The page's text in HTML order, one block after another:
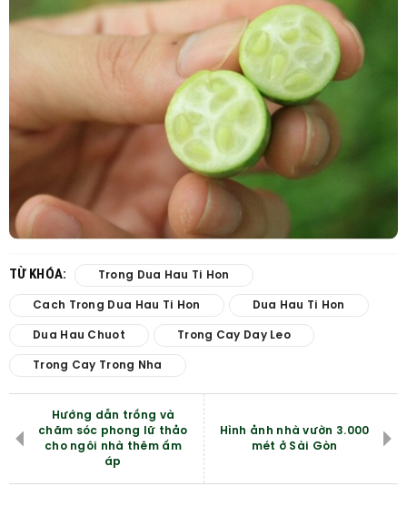
TỪ KHÓA: Trong Dua Hau Ti Hon
Cach Trong Dua Hau Ti Hon Dua Hau Ti Hon
Dua Hau Chuot Trong Cay Day Leo
Trong Cay Trong Nha
Hướng dẫn trồng và
chăm sóc phong lữ thảo
cho ngôi nhà thêm ấm
áp
Hình ảnh nhà vườn 3.000
mét ở Sài Gòn